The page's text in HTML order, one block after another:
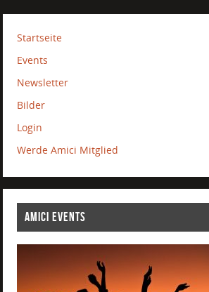
Startseite
Events
Newsletter
Bilder
Login
Werde Amici Mitglied
AMICI EVENTS